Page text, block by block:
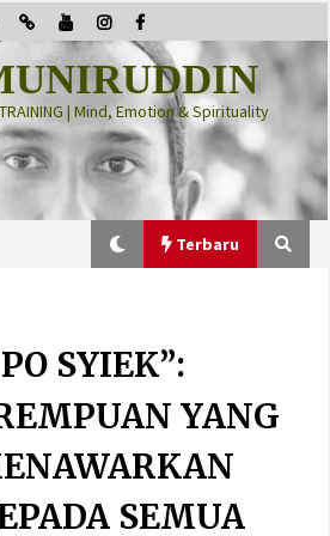
| Mind, Emotion & Spirituality
Terbaru
Cara Agama Meregulasi Jiwa
ago
ago
SYIEK”:
YANG
SEMUA